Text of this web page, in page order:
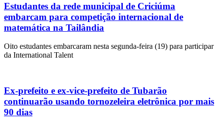
Estudantes da rede municipal de Criciúma
embarcam para competição internacional de
matemática na Tailândia
Oito estudantes embarcaram nesta segunda-feira (19) para participar
da International Talent
Ex-prefeito e ex-vice-prefeito de Tubarão
continuarão usando tornozeleira eletrônica por mais
90 dias